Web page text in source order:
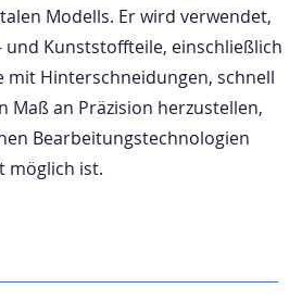
Modells. Er wird verwendet,
und Kunststoffteile, einschließlich
mit Hinterschneidungen, schnell
Maß an Präzision herzustellen,
Bearbeitungstechnologien
möglich ist.